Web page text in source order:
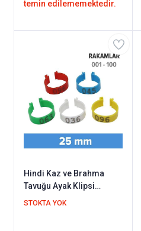
temin edilememektedir.
Hindi Kaz ve Brahma
Tavuğu Ayak Klipsi
Rakamlı 100'lü Paket 25
STOKTA YOK